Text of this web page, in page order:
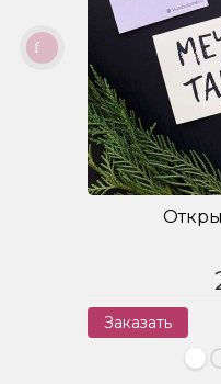
Заказать